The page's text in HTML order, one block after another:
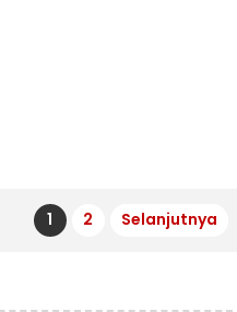
1 2 Selanjutnya